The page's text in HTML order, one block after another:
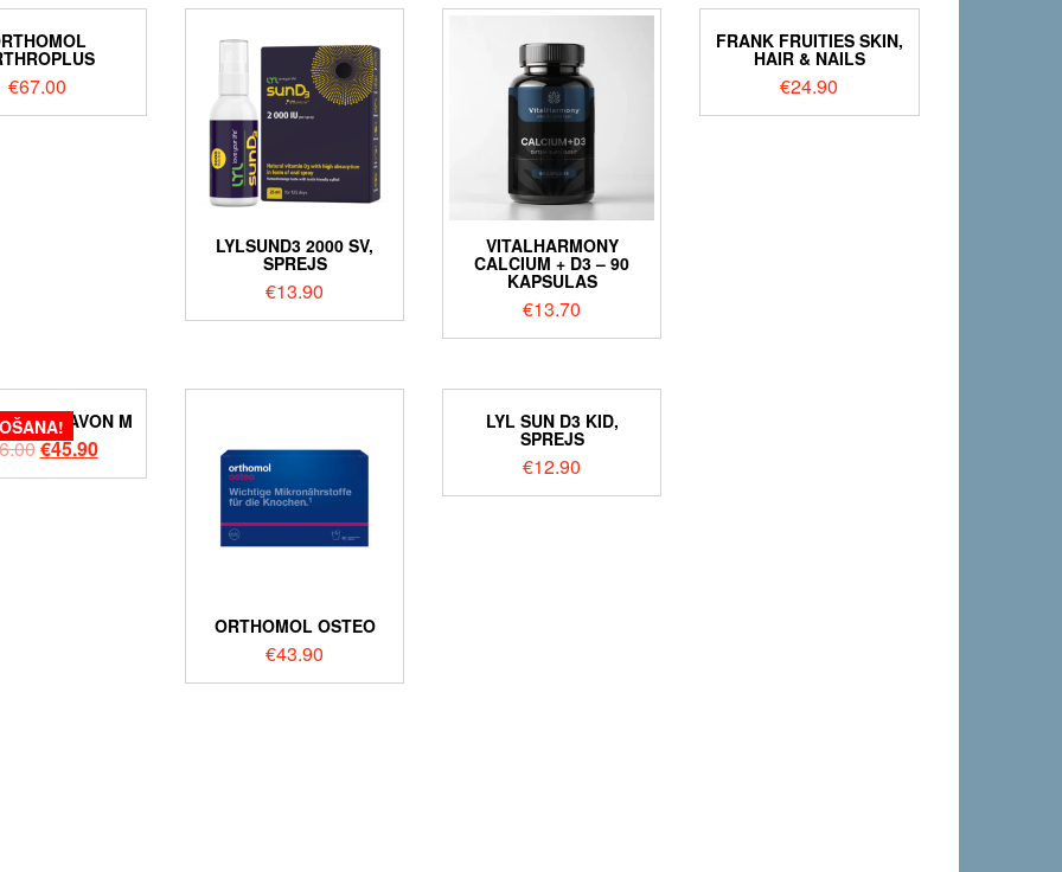
€67.00
LYLSUND3 2000 SV,
SPREJS
€13.90
VITALHARMONY
CALCIUM + D3 – 90
KAPSULAS
€13.70
FRANK FRUITIES SKIN,
HAIR & NAILS
€24.90
FLAVON M
€45.90
ORTHOMOL OSTEO
€43.90
LYL SUN D3 KID,
SPREJS
€12.90